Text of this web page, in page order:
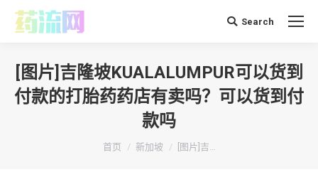
搜 Search
[图片]吉隆坡KUALALUMPUR可以货到
付款的打胎药药店有卖吗？可以货到付
款吗
你在这里：
首页 新加坡 [图片]吉…